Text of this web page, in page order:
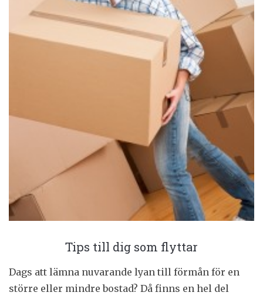
Tips till dig som flyttar
Dags att lämna nuvarande lyan till förmån för en
större eller mindre bostad? Då finns en hel del